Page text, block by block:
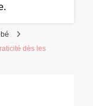
dès les